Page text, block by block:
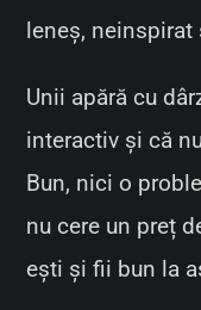
leneș,
Unii apără cu
interactiv și că
Bun, nici o
nu cere un preț
ești și fii bun la